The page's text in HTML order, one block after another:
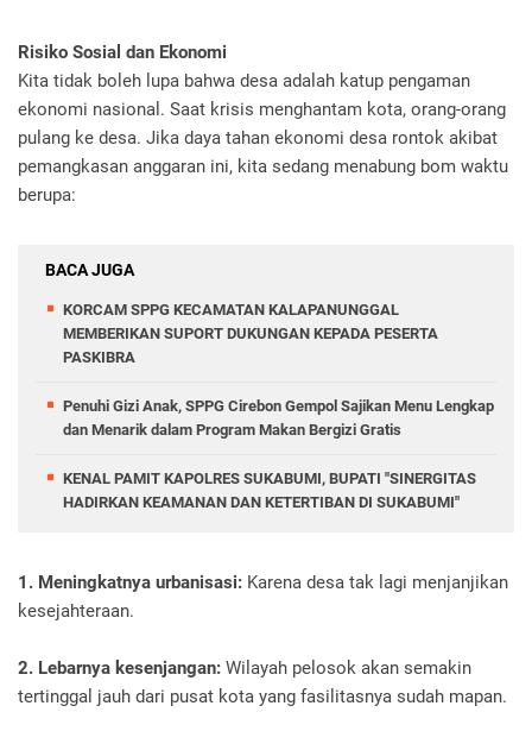
Risiko Sosial dan Ekonomi
Kita tidak boleh lupa bahwa desa adalah katup pengaman
ekonomi nasional. Saat krisis menghantam kota, orang-orang
pulang ke desa. Jika daya tahan ekonomi desa rontok akibat
pemangkasan anggaran ini, kita sedang menabung bom waktu
berupa:
BACA JUGA
KORCAM SPPG KECAMATAN KALAPANUNGGAL
MEMBERIKAN SUPORT DUKUNGAN KEPADA PESERTA
PASKIBRA
Penuhi Gizi Anak, SPPG Cirebon Gempol Sajikan Menu Lengkap
dan Menarik dalam Program Makan Bergizi Gratis
KENAL PAMIT KAPOLRES SUKABUMI, BUPATI "SINERGITAS
HADIRKAN KEAMANAN DAN KETERTIBAN DI SUKABUMI"
1. Meningkatnya urbanisasi: Karena desa tak lagi menjanjikan
kesejahteraan.
2. Lebarnya kesenjangan: Wilayah pelosok akan semakin
tertinggal jauh dari pusat kota yang fasilitasnya sudah mapan.